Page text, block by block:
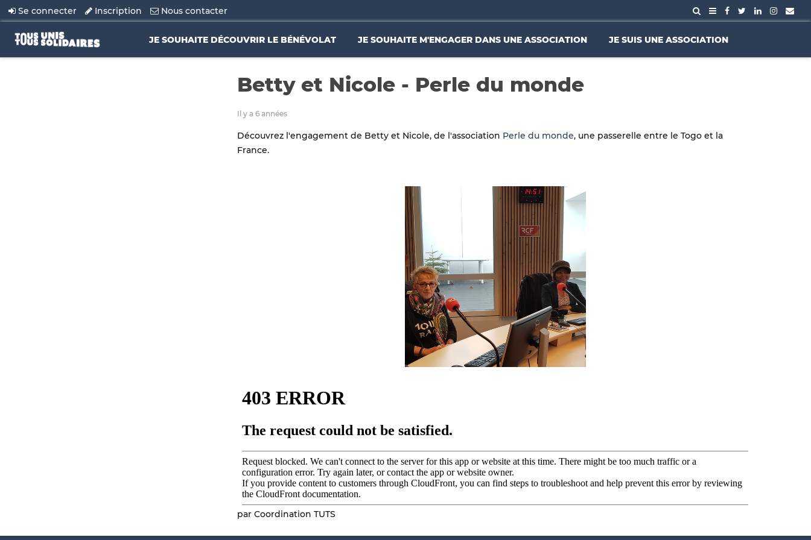
Se connecter Inscription Nous contacter
JE SOUHAITE DÉCOUVRIR LE BÉNÉVOLAT JE SOUHAITE M'ENGAGER DANS UNE ASSOCIATION JE SUIS UNE ASSOCIATION
Betty et Nicole - Perle du monde
Il y a 6 années
Découvrez l'engagement de Betty et Nicole, de l'association Perle du monde, une passerelle entre le Togo et la
France.
par Coordination TUTS